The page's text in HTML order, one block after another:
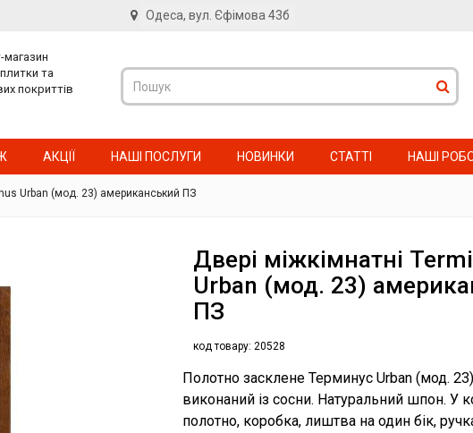
Одеса, вул. Єфімова 43б
магазин
та
покриттів
АКЦІЇ НАШІ ПОСЛУГИ НОВИНКИ СТАТТІ НАШІ
Urban (мод. 23) американський ПЗ
Двері міжкімнатні
Urban (мод. 23)
ПЗ
код товару: 20528
Полотно засклене Терминус Urban (мод.
виконаний із сосни. Натуральний шпон. У
полотно, коробка, лиштва на один бік,